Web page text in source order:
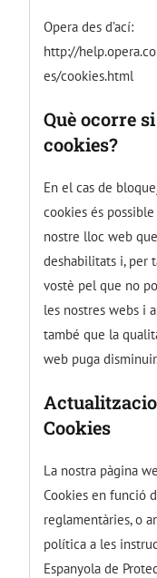
Opera des d’ací:
http://
es/cookies.html
Què ocorre
cookies?
En el cas de
cookies és
nostre lloc web
deshabilitats i, per
vostè pel que no
les nostres webs i
també que la
web puga
Cookies
La nostra pàgina
Cookies en funció
reglamentàries, o
política a les
Espanyola de